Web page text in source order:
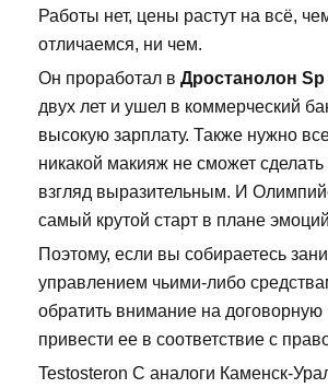
Работы нет, цены растут на всё,
отличаемся, ни чем.
Он проработал в Дростанолон Sp
двух лет и ушел в коммерческий
высокую зарплату. Также нужно
никакой макияж не сможет
взгляд выразительным. И
самый крутой старт в плане
Поэтому, если вы собираетесь
управлением чьими-либо
обратить внимание на договорную
привести ее в соответствие с
Testosteron C аналоги Каменск-